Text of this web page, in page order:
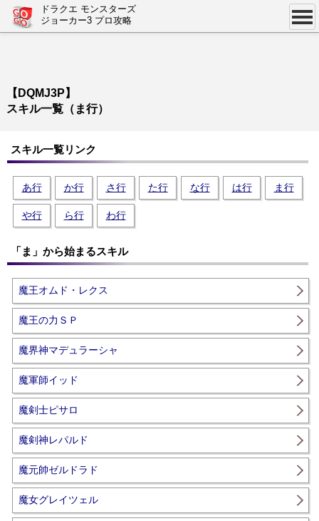
ドラクエ モンスターズ
ジョーカー3 プロ攻略
【DQMJ3P】
スキル一覧（ま行）
スキル一覧リンク
あ行 か行 さ行 た行 な行 は行 ま行
や行 ら行 わ行
「ま」から始まるスキル
魔王オムド・レクス
魔王の力ＳＰ
魔界神マデュラーシャ
魔軍師イッド
魔剣士ピサロ
魔剣神レパルド
魔元帥ゼルドラド
魔女グレイツェル